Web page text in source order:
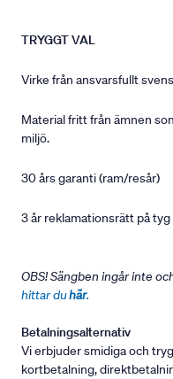
TRYGGT VAL
Virke från ansvarsfullt
Material fritt från ämnen
miljö.
30 års garanti (ram/resår)
3 år reklamationsrätt på
OBS! Sängben ingår inte
hittar duhär.
Betalningsalternativ
Vi erbjuder smidiga och
kortbetalning,